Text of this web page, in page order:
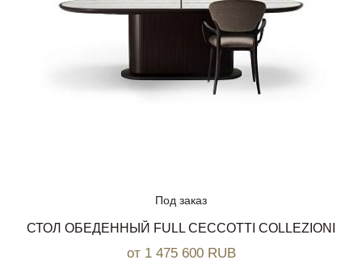
Под заказ
СТОЛ ОБЕДЕННЫЙ FULL CECCOTTI COLLEZIONI
от 1 475 600 RUB